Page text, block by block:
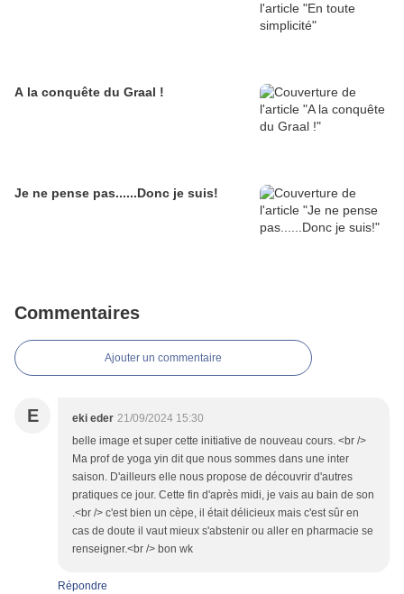
A la conquête du Graal !
Je ne pense pas......Donc je suis!
Commentaires
Ajouter un commentaire
E eki eder 21/09/2024 15:30
belle image et super cette initiative de nouveau cours. <br />
Ma prof de yoga yin dit que nous sommes dans une inter
saison. D'ailleurs elle nous propose de découvrir d'autres
pratiques ce jour. Cette fin d'après midi, je vais au bain de son
.<br /> c'est bien un cèpe, il était délicieux mais c'est sûr en
cas de doute il vaut mieux s'abstenir ou aller en pharmacie se
renseigner.<br /> bon wk
Répondre